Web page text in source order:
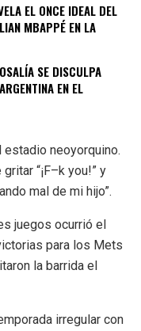
EL ONCE IDEAL DEL
MBAPPÉ EN LA
SE DISCULPA
EN EL
neoyorquino.
“¡F–k you!” y
mal de mi hijo”.
juegos ocurrió el
para los Mets
la barrida el
irregular con